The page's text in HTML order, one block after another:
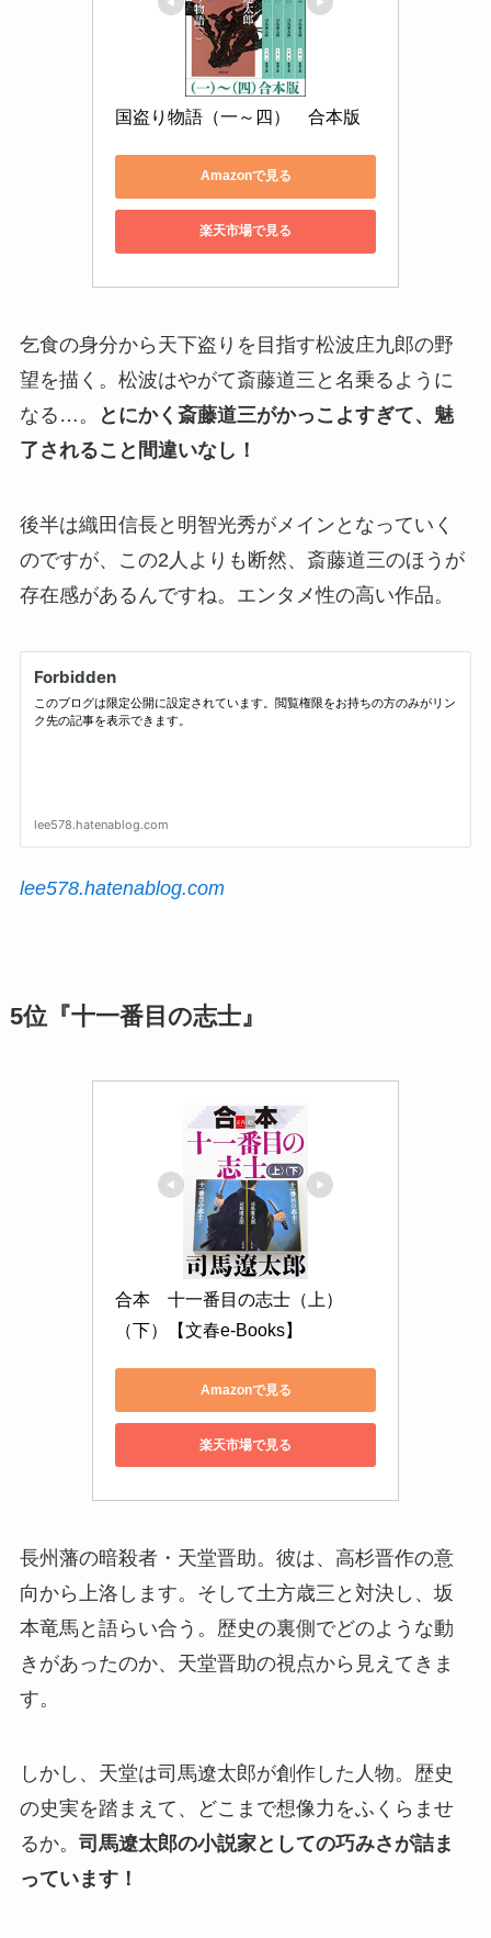
国盗り物語（一～四）　合本版
Amazonで見る
楽天市場で見る
乞食の身分から天下盗りを目指す松波庄九郎の野
望を描く。松波はやがて斎藤道三と名乗るように
なる…。
とにかく斎藤道三がかっこよすぎて、魅
了されること間違いなし！
後半は織田信長と明智光秀がメインとなっていく
のですが、この2人よりも断然、斎藤道三のほうが
存在感があるんですね。エンタメ性の高い作品。
lee578.hatenablog.com
5位『十一番目の志士』
合本　十一番目の志士（上）
（下）【文春e-Books】
Amazonで見る
楽天市場で見る
長州藩の暗殺者・天堂晋助。彼は、高杉晋作の意
向から上洛します。そして土方歳三と対決し、坂
本竜馬と語らい合う。歴史の裏側でどのような動
きがあったのか、天堂晋助の視点から見えてきま
す。
しかし、天堂は司馬遼太郎が創作した人物。歴史
の史実を踏まえて、どこまで想像力をふくらませ
るか。 司馬遼太郎の小説家としての巧みさが詰ま
っています！